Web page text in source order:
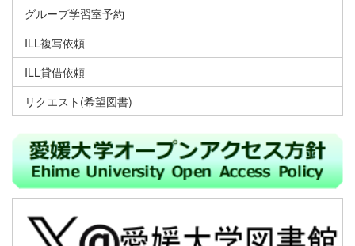
グループ学習室予約
ILL複写依頼
ILL貸借依頼
リクエスト(希望図書)